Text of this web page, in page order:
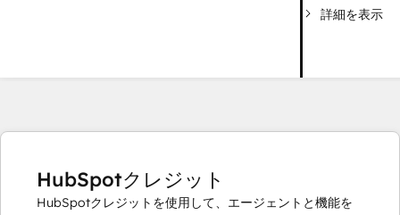
詳細を表示
HubSpotクレジット
HubSpotクレジットを使用して、エージェントと機能を